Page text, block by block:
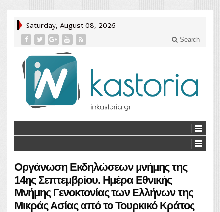
Saturday, August 08, 2026
Search
Oργάνωση Εκδηλώσεων μνήμης της
14ης Σεπτεμβρίου. Ημέρα Εθνικής
Μνήμης Γενοκτονίας των Ελλήνων της
Μικράς Ασίας από το Τουρκικό Κράτος